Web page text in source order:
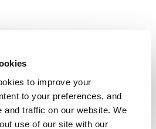
to improve your
to your preferences, and
and traffic on our website. We
use of our site with our